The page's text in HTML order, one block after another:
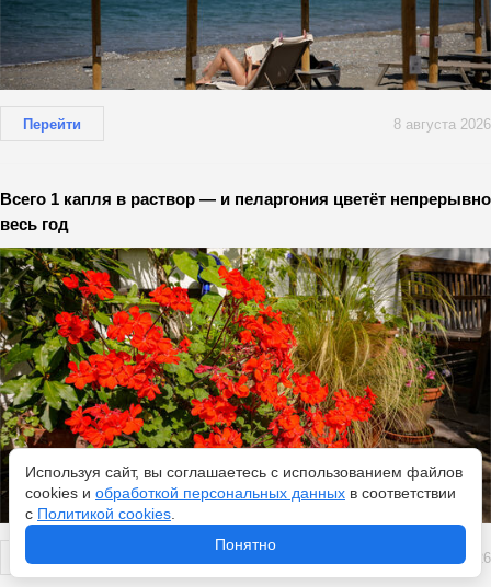
Перейти 8 августа 2026
Всего 1 капля в раствор — и пеларгония цветёт непрерывно
весь год
Перейти 8 августа 2026
Используя сайт, вы соглашаетесь с использованием файлов
cookies и обработкой персональных данных в соответствии
с Политикой cookies
Понятно